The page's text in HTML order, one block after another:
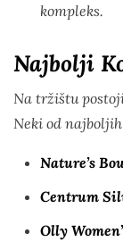
kompleks.
Najbolji
Na tržištu
Neki od
Nature’s
Centrum
Olly